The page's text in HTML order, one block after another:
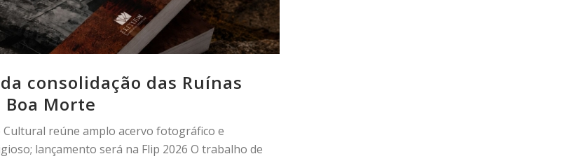
consolidação das Ruínas
Boa Morte
Cultural reúne amplo acervo fotográfico e
lançamento será na Flip 2026 O trabalho de